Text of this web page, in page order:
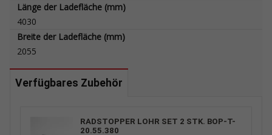
Länge der Ladefläche (mm)
4030
Breite der Ladefläche (mm)
2055
Verfügbares Zubehör
RADSTOPPER LOHR SET 2 STK. BOP-T-
20.55.380